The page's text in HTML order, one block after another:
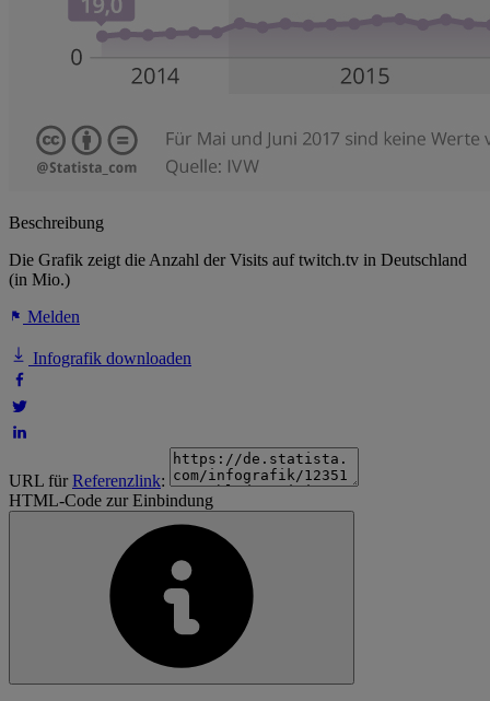
Beschreibung
Die Grafik zeigt die Anzahl der Visits auf twitch.tv in Deutschland
(in Mio.)
Melden
Infografik downloaden
URL fürReferenzlink:
HTML-Code zur Einbindung